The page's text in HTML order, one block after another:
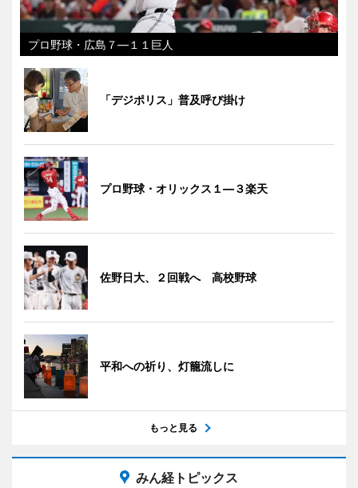
プロ野球・広島７―１１巨人
「デジポリス」普及呼び掛け
プロ野球・オリックス１―３楽天
佐野日大、２回戦へ 高校野球
平和への祈り、灯籠流しに
もっと見る
みん経トピックス